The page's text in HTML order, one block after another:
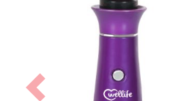
Predchádzajúci